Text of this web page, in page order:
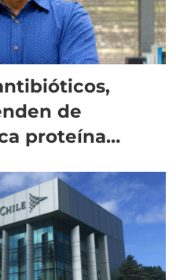
de
proteína